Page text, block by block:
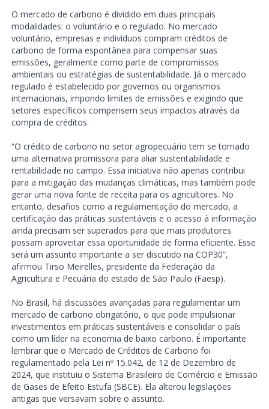
O mercado de carbono é dividido em duas principais
modalidades: o voluntário e o regulado. No mercado
voluntário, empresas e indivíduos compram créditos de
carbono de forma espontânea para compensar suas
emissões, geralmente como parte de compromissos
ambientais ou estratégias de sustentabilidade. Já o mercado
regulado é estabelecido por governos ou organismos
internacionais, impondo limites de emissões e exigindo que
setores específicos compensem seus impactos através da
compra de créditos.
“O crédito de carbono no setor agropecuário tem se tornado
uma alternativa promissora para aliar sustentabilidade e
rentabilidade no campo. Essa iniciativa não apenas contribui
para a mitigação das mudanças climáticas, mas também pode
gerar uma nova fonte de receita para os agricultores. No
entanto, desafios como a regulamentação do mercado, a
certificação das práticas sustentáveis e o acesso à informação
ainda precisam ser superados para que mais produtores
possam aproveitar essa oportunidade de forma eficiente. Esse
será um assunto importante a ser discutido na COP30”,
afirmou Tirso Meirelles, presidente da Federação da
Agricultura e Pecuária do estado de São Paulo (Faesp).
No Brasil, há discussões avançadas para regulamentar um
mercado de carbono obrigatório, o que pode impulsionar
investimentos em práticas sustentáveis e consolidar o país
como um líder na economia de baixo carbono. É importante
lembrar que o Mercado de Créditos de Carbono foi
regulamentado pela Lei nº 15.042, de 12 de Dezembro de
2024, que instituiu o Sistema Brasileiro de Comércio e Emissão
de Gases de Efeito Estufa (SBCE). Ela alterou legislações
antigas que versavam sobre o assunto.